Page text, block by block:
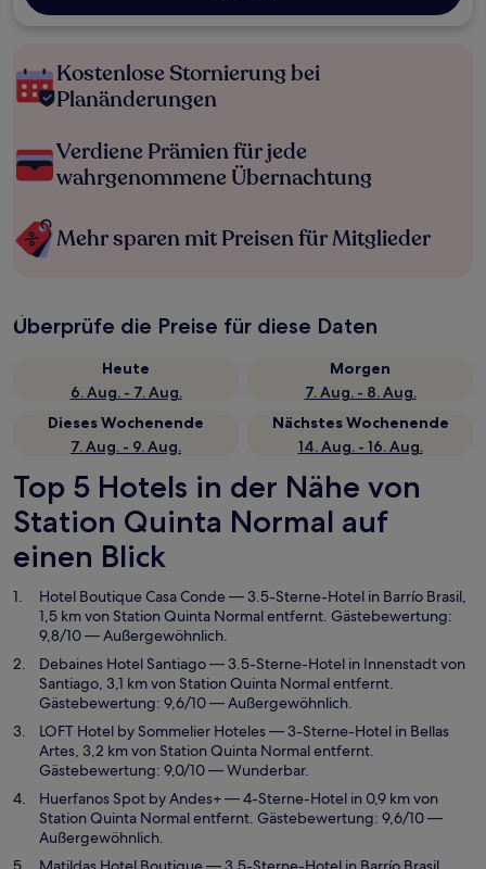
Kostenlose Stornierung bei
Planänderungen
Verdiene Prämien für jede
wahrgenommene Übernachtung
Mehr sparen mit Preisen für Mitglieder
Überprüfe die Preise für diese Daten
Heute
6. Aug. - 7. Aug.
Morgen
7. Aug. - 8. Aug.
Dieses Wochenende
7. Aug. - 9. Aug.
Nächstes Wochenende
14. Aug. - 16. Aug.
Top 5 Hotels in der Nähe von
Station Quinta Normal auf
einen Blick
Hotel Boutique Casa Conde— 3.5-Sterne-Hotel in Barrío Brasil,
1,5 km von Station Quinta Normal entfernt. Gästebewertung:
9,8/10 — Außergewöhnlich.
Debaines Hotel Santiago— 3.5-Sterne-Hotel in Innenstadt von
Santiago, 3,1 km von Station Quinta Normal entfernt.
Gästebewertung: 9,6/10 — Außergewöhnlich.
LOFT Hotel by Sommelier Hoteles— 3-Sterne-Hotel in Bellas
Artes, 3,2 km von Station Quinta Normal entfernt.
Gästebewertung: 9,0/10 — Wunderbar.
Huerfanos Spot by Andes+— 4-Sterne-Hotel in 0,9 km von
Station Quinta Normal entfernt. Gästebewertung: 9,6/10 —
Außergewöhnlich.